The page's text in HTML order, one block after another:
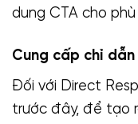
dung CTA cho
Cung cấp chỉ
Đối với Direct
trước đây, để tạo